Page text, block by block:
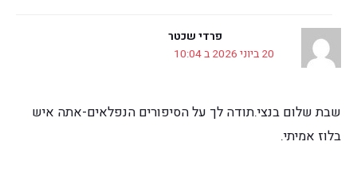
פרדי שכטר
20 ביוני 2026 ב 10:04
שבת שלום בנצי.תודה לך על הסיפורים הנפלאים-אתה איש
בלוז אמיתי.